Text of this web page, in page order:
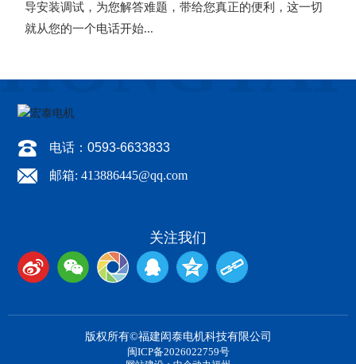
导安装调试，为您解答难题，带给您真正的便利，这一切
就从您的一个电话开始...
电话：0593-6633833
邮箱: 413886445@qq.com
关注我们
版权所有©福建闳泰电机科技有限公司
闽ICP备2026022759号